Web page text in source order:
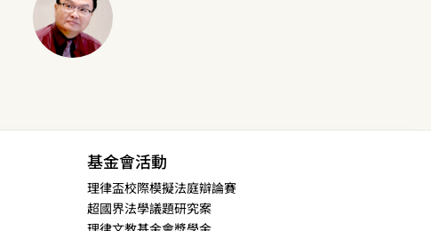
基金會活動
理律盃校際模擬法庭辯論賽
超國界法學議題研究案